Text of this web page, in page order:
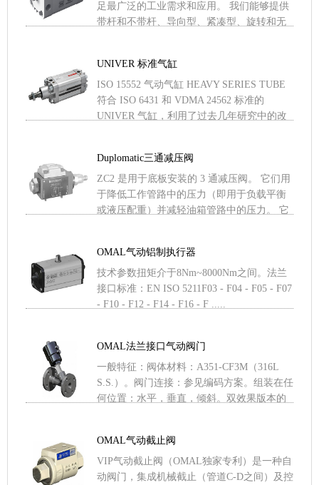
足最广泛的工业需求和应用。 我们能够提供
带杆和不带杆、导向型、紧凑型、旋转和无
UNIVER 标准气缸
ISO 15552 气动气缸 HEAVY SERIES TUBE
符合 ISO 6431 和 VDMA 24562 标准的
UNIVER 气缸，利用了过去几年研究中的改
Duplomatic三通减压阀
ZC2 是用于底板安装的 3 通减压阀。 它们用
于降低工作管路中的压力（即用于负载平衡
或液压配重）并减轻油箱管路中的压力。 它
OMAL气动铝制执行器
技术参数扭矩介于8Nm~8000Nm之间。法兰
接口标准：EN ISO 5211F03 - F04 - F05 - F07
- F10 - F12 - F14 - F16 - F .....
OMAL法兰接口气动阀门
一般特征：阀体材料：A351-CF3M（316L
S.S.）。阀门连接：参见编码方案。组装在任
何位置：水平，垂直，倾斜。双效果版本的
OMAL气动截止阀
VIP气动截止阀（OMAL独家专利）是一种自
动阀门，集成机械截止（管道C-D之间）及控